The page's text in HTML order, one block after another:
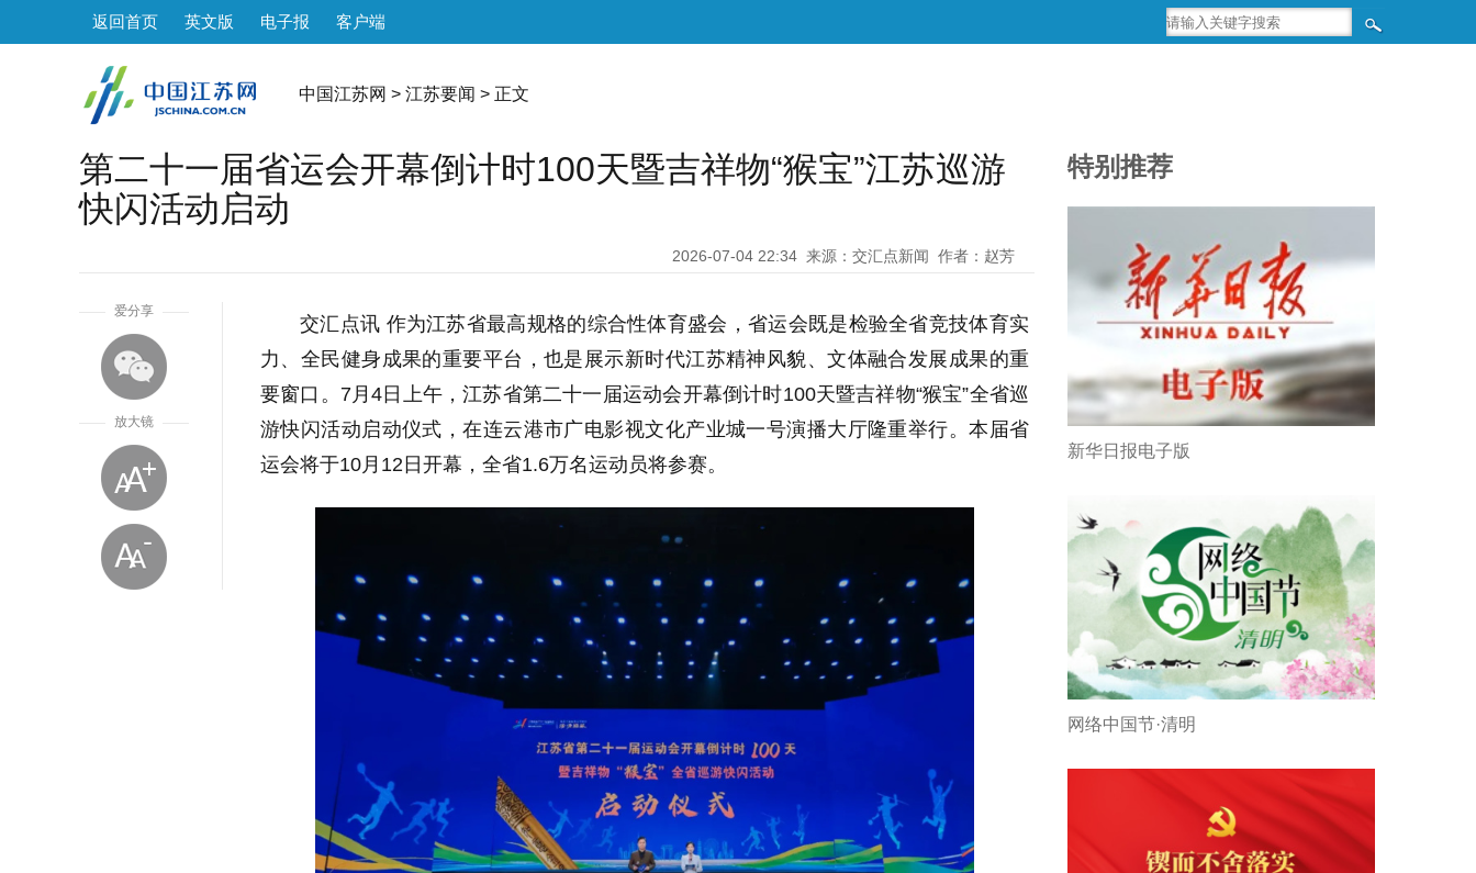
返回首页 英文版 电子报 客户端
中国江苏网 > 江苏要闻 > 正文
第二十一届省运会开幕倒计时100天暨吉祥物“猴宝”江苏巡游
快闪活动启动
2026-07-04 22:34 来源：交汇点新闻 作者：赵芳
爱分享
放大镜
交汇点讯 作为江苏省最高规格的综合性体育盛会，省运会既是检验全省竞技体育实
力、全民健身成果的重要平台，也是展示新时代江苏精神风貌、文体融合发展成果的重
要窗口。7月4日上午，江苏省第二十一届运动会开幕倒计时100天暨吉祥物“猴宝”全省巡
游快闪活动启动仪式，在连云港市广电影视文化产业城一号演播大厅隆重举行。本届省
运会将于10月12日开幕，全省1.6万名运动员将参赛。
特别推荐
新华日报电子版
网络中国节·清明